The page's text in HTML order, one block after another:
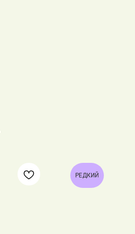
РЕДКИЙ